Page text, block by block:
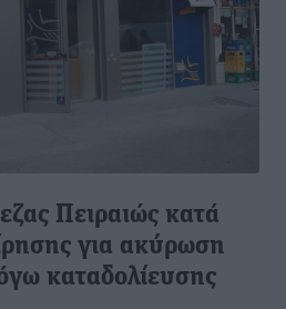
Πειραιώς κατά
για ακύρωση
καταδολίευσης